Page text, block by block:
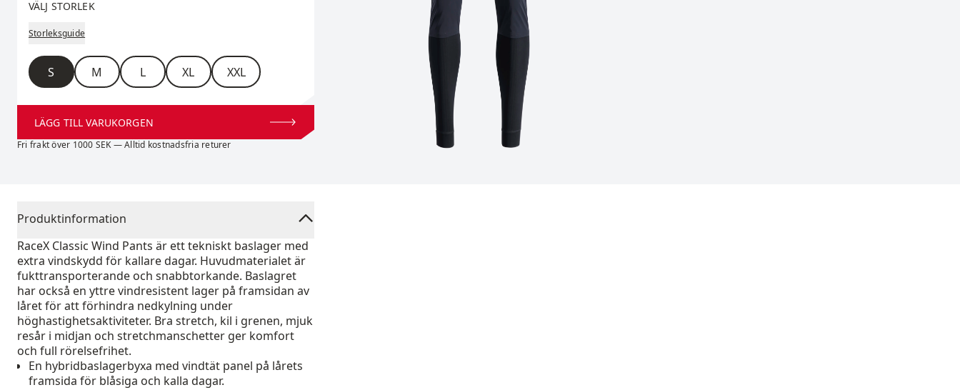
VÄLJ STORLEK
Storleksguide
Storlek
S M L XL XXL
LÄGG TILL VARUKORGEN
Fri frakt över 1000 SEK — Alltid kostnadsfria returer
Produktinformation
RaceX Classic Wind Pants är ett tekniskt baslager med
extra vindskydd för kallare dagar. Huvudmaterialet är
fukttransporterande och snabbtorkande. Baslagret
har också en yttre vindresistent lager på framsidan av
låret för att förhindra nedkylning under
höghastighetsaktiviteter. Bra stretch, kil i grenen, mjuk
resår i midjan och stretchmanschetter ger komfort
och full rörelsefrihet.
En hybridbaslagerbyxa med vindtät panel på lårets
framsida för blåsiga och kalla dagar.